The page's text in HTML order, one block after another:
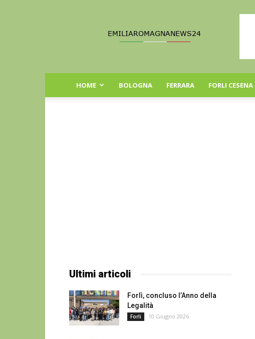
Romagna
HOME BOLOGNA FERRARA FORLI CESENA
Ultimi articoli
Forlì, concluso l’Anno della
Legalità
Forli 10 Giugno 2026